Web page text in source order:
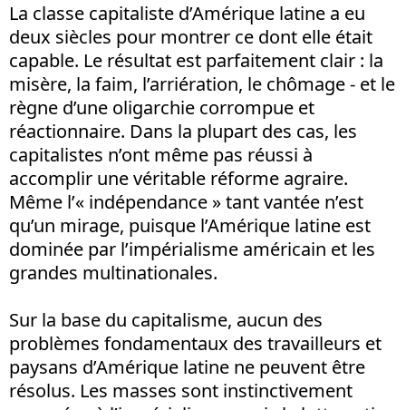
La classe capitaliste d’Amérique latine a eu
deux siècles pour montrer ce dont elle était
capable. Le résultat est parfaitement clair : la
misère, la faim, l’arriération, le chômage - et le
règne d’une oligarchie corrompue et
réactionnaire. Dans la plupart des cas, les
capitalistes n’ont même pas réussi à
accomplir une véritable réforme agraire.
Même l’« indépendance » tant vantée n’est
qu’un mirage, puisque l’Amérique latine est
dominée par l’impérialisme américain et les
grandes multinationales.
Sur la base du capitalisme, aucun des
problèmes fondamentaux des travailleurs et
paysans d’Amérique latine ne peuvent être
résolus. Les masses sont instinctivement